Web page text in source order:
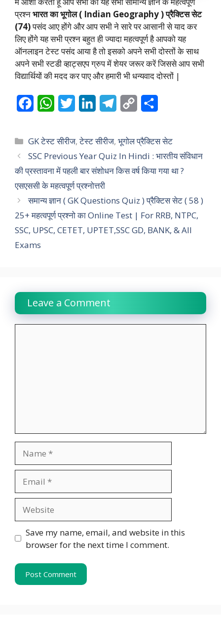
प्रश्नभारत का भूगोल ( Indian Geography ) प्रैक्टिस सेट
(74)पसंद आए होंगे और आप सभी ने सारे पर आसानी से याद कर
लिए होंगे यह सभी प्रश्न बहुत ही ज्यादा महत्वपूर्ण है आपको यह
ऑनलाइन टेस्ट पसंद आया है तो इसको अपने सभी दोस्तों के साथ
अपने सभी स्टडी व्हाट्सएप ग्रुप में शेयर जरूर करें जिससे आप सभी
विद्यार्थियों की मदद कर पाए और हमारी भी धन्यवाद दोस्तों |
c
e
b
o
o
k
W
a
t
s
A
p
p
i
t
t
e
r
n
k
e
d
I
n
l
e
g
a
m
p
y
L
n
k
a
r
e
Categories
GK टेस्ट सीरीज,टेस्ट सीरीज,भूगोल प्रैक्टिस सेट
SSC Previous Year Quiz In Hindi : भारतीय संविधान
की प्रस्तावना में पहली बार संशोधन किस वर्ष किया गया था ?
एसएससी के महत्वपूर्ण प्रश्नोत्तरी
समान्य ज्ञान ( GK Questions Quiz ) प्रैक्टिस सेट ( 58 )
25+ महत्वपूर्ण प्रश्नो का Online Test | For RRB, NTPC,
SSC, UPSC, CETET, UPTET,SSC GD, BANK, & All
Exams
Leave a Comment
Save my name, email, and website in this
browser for the next time I comment.